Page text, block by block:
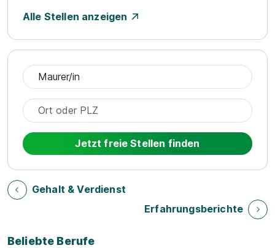
Alle Stellen anzeigen
Jetzt freie Stellen finden
Gehalt & Verdienst
Erfahrungsberichte
Beliebte Berufe